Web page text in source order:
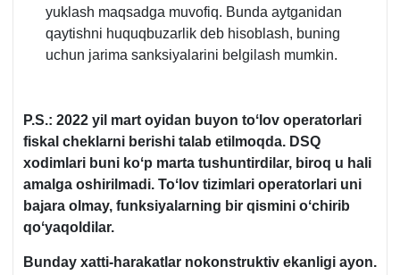
yuklash maqsadga muvofiq. Bunda aytganidan
qaytishni huquqbuzarlik deb hisoblash, buning
uchun jarima sanksiyalarini belgilash mumkin.
P.S.: 2022 yil mart oyidan buyon toʻlov operatorlari
fiskal cheklarni berishi talab etilmoqda. DSQ
хodimlari buni koʻp marta tushuntirdilar, biroq u hali
amalga oshirilmadi. Toʻlov tizimlari operatorlari uni
bajara olmay, funksiyalarning bir qismini oʻchirib
qoʻyaqoldilar.
Bunday хatti-harakatlar nokonstruktiv ekanligi ayon.